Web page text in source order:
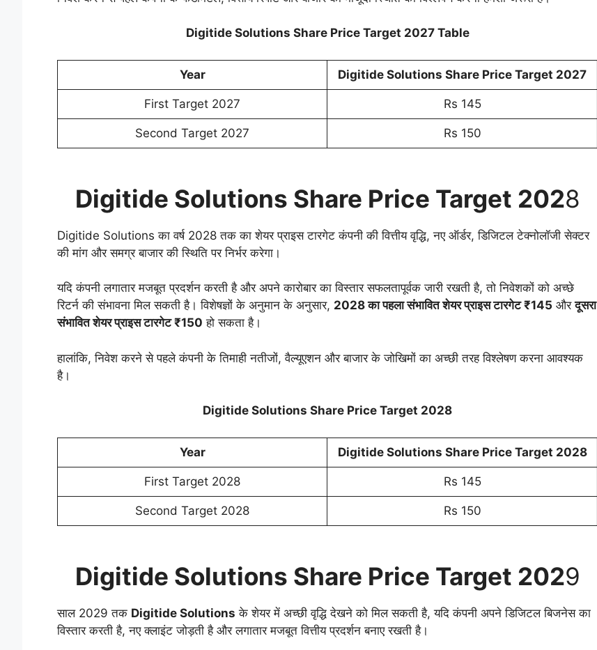
Digitide Solutions Share Price Target 2027 Table
Year Digitide Solutions Share Price Target 2027
First Target 2027 Rs 145
Second Target 2027 Rs 150
Digitide Solutions Share Price Target 2028
Digitide Solutions का वर्ष 2028 तक का शेयर प्राइस टारगेट कंपनी की वित्तीय वृद्धि, नए ऑर्डर, डिजिटल टेक्नोलॉजी सेक्टर
की मांग और समग्र बाजार की स्थिति पर निर्भर करेगा।
यदि कंपनी लगातार मजबूत प्रदर्शन करती है और अपने कारोबार का विस्तार सफलतापूर्वक जारी रखती है, तो निवेशकों को अच्छे
रिटर्न की संभावना मिल सकती है। विशेषज्ञों के अनुमान के अनुसार, 2028 का पहला संभावित शेयर प्राइस टारगेट ₹145 औरदूसरा
संभावित शेयर प्राइस टारगेट ₹150 हो सकता है।
हालांकि, निवेश करने से पहले कंपनी के तिमाही नतीजों, वैल्यूएशन और बाजार के जोखिमों का अच्छी तरह विश्लेषण करना आवश्यक
है।
Digitide Solutions Share Price Target 2028
Year Digitide Solutions Share Price Target 2028
First Target 2028 Rs 145
Second Target 2028 Rs 150
Digitide Solutions Share Price Target 2029
साल 2029 तक Digitide Solutions के शेयर में अच्छी वृद्धि देखने को मिल सकती है, यदि कंपनी अपने डिजिटल बिजनेस का
विस्तार करती है, नए क्लाइंट जोड़ती है और लगातार मजबूत वित्तीय प्रदर्शन बनाए रखती है।